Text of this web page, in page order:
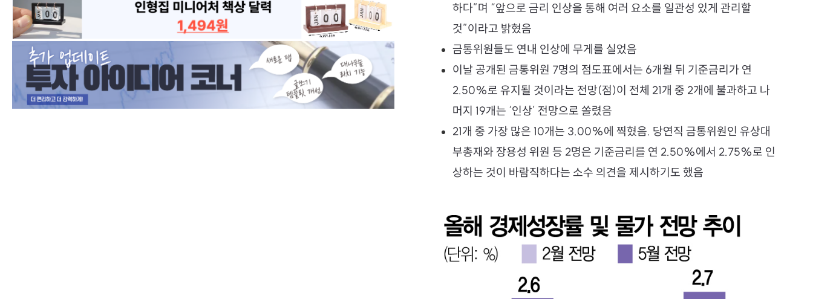
하다”며 “앞으로 금리 인상을 통해 여러 요소를 일관성 있게 관리할
것”이라고 밝혔음
금통위원들도 연내 인상에 무게를 실었음
이날 공개된 금통위원 7명의 점도표에서는 6개월 뒤 기준금리가 연
2.50%로 유지될 것이라는 전망(점)이 전체 21개 중 2개에 불과하고 나
머지 19개는 ‘인상’ 전망으로 쏠렸음
21개 중 가장 많은 10개는 3.00%에 찍혔음. 당연직 금통위원인 유상대
부총재와 장용성 위원 등 2명은 기준금리를 연 2.50%에서 2.75%로 인
상하는 것이 바람직하다는 소수 의견을 제시하기도 했음